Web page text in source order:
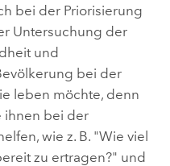
bei der Priorisierung
Untersuchung der
und
bei der
leben möchte, denn
ihnen bei der
wie z. B. "Wie viel
zu ertragen?" und